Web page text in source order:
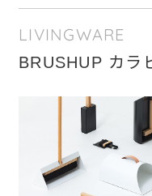
LIVINGWARE
BRUSHUP カラ